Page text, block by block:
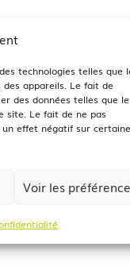
technologies telles que
appareils. Le fait de
des données telles que le
site. Le fait de ne pas
effet négatif sur
Voir les